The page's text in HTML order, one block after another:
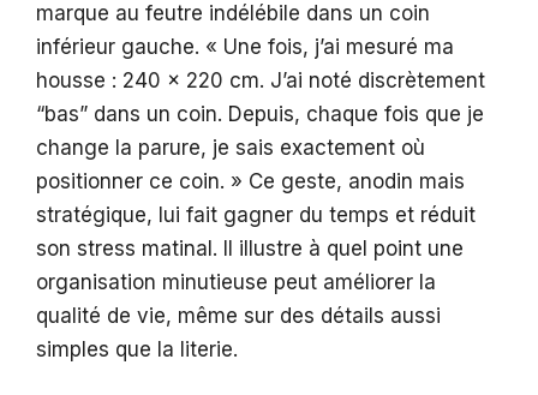
marque au feutre indélébile dans un coin
inférieur gauche. « Une fois, j’ai mesuré ma
housse : 240 x 220 cm. J’ai noté discrètement
“bas” dans un coin. Depuis, chaque fois que je
change la parure, je sais exactement où
positionner ce coin. » Ce geste, anodin mais
stratégique, lui fait gagner du temps et réduit
son stress matinal. Il illustre à quel point une
organisation minutieuse peut améliorer la
qualité de vie, même sur des détails aussi
simples que la literie.